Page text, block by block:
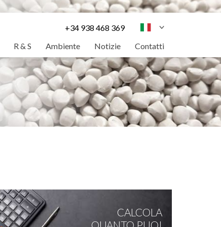
+34 938 468 369
R & S Ambiente Notizie Contatti
CALCOLA